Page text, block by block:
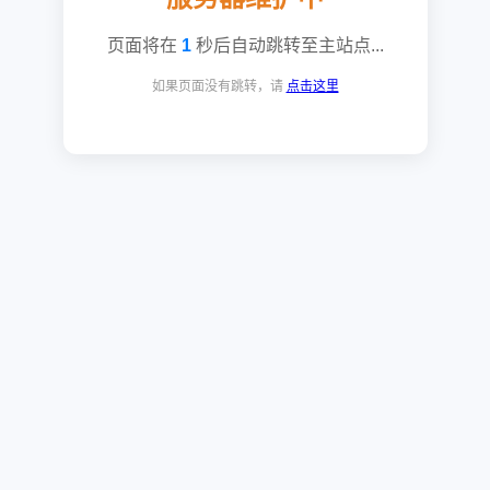
页面将在 1秒后自动跳转至主站点...
如果页面没有跳转，请 点击这里